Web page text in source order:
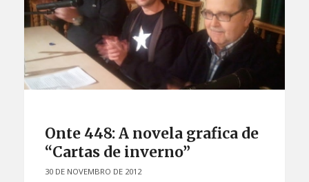
Onte 448: A novela grafica de
“Cartas de inverno”
30 DE NOVEMBRO DE 2012